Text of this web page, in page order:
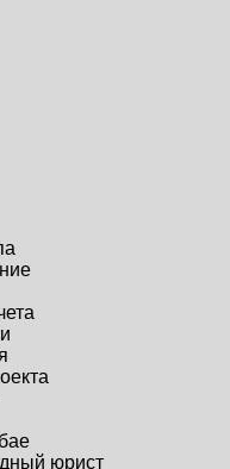
юрист